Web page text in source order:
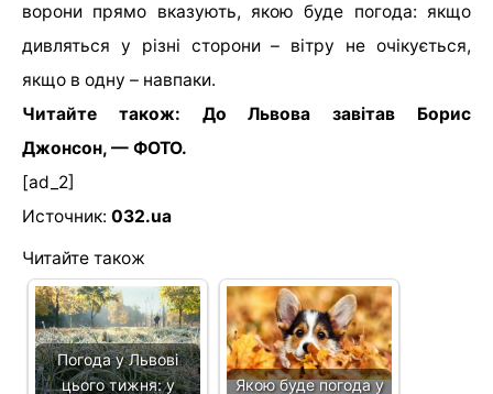
ворони прямо вказують, якою буде погода: якщо
дивляться у різні сторони – вітру не очікується,
якщо в одну – навпаки.
Читайте також: До Львова завітав Борис
Джонсон, — ФОТО.
[ad_2]
Источник: 032.ua
Читайте також
Погода у Львові
цього тижня: у
Якою буде погода у